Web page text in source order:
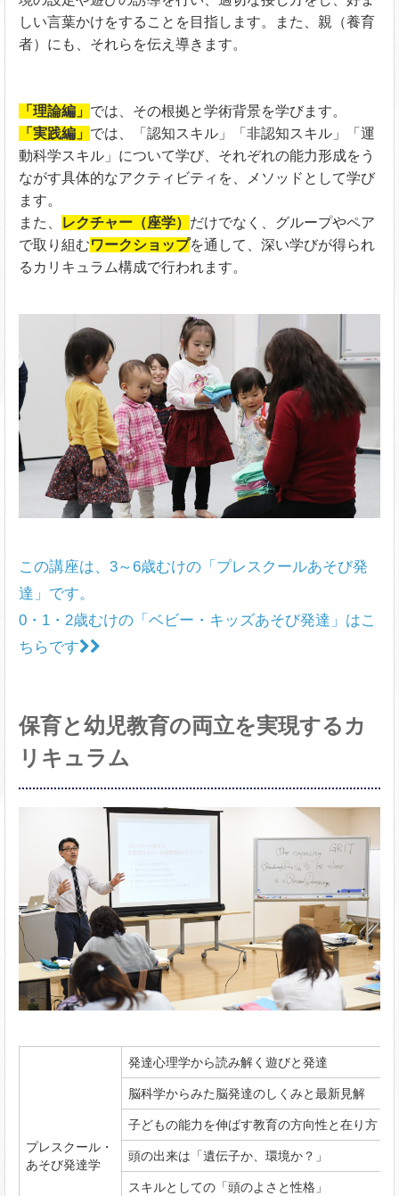
しい言葉かけをすることを目指します。また、親（養育
者）にも、それらを伝え導きます。
「理論編」 では、その根拠と学術背景を学びます。
「実践編」 では、「認知スキル」「非認知スキル」「運
動科学スキル」について学び、それぞれの能力形成をう
ながす具体的なアクティビティを、メソッドとして学び
ます。
また、
レクチャー（座学） だけでなく、グループやペア
で取り組むワークショップを通して、深い学びが得られ
るカリキュラム構成で行われます。
この講座は、3～6歳むけの「プレスクールあそび発
達」です。
0・1・2歳むけの「ベビー・キッズあそび発達」はこ
ちらです
保育と幼児教育の両立を実現するカ
リキュラム
プレスクール・
あそび発達学
発達心理学から読み解く遊びと発達
脳科学からみた脳発達のしくみと最新見解
子どもの能力を伸ばす教育の方向性と在り方
頭の出来は「遺伝子か、環境か？」
スキルとしての「頭のよさと性格」